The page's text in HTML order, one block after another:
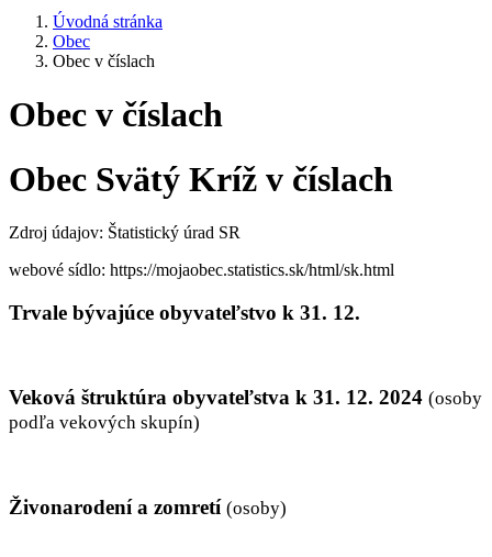
Úvodná stránka
Obec
Obec v číslach
Obec v číslach
Obec Svätý Kríž v číslach
Zdroj údajov: Štatistický úrad SR
webové sídlo: https://mojaobec.statistics.sk/html/sk.html
Trvale bývajúce obyvateľstvo k 31. 12.
Veková štruktúra obyvateľstva k 31. 12. 2024 (osoby
podľa vekových skupín)
Živonarodení a zomretí (osoby)